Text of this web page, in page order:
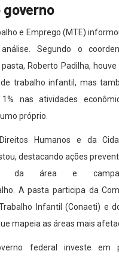
e Emprego (MTE)
Segundo o
Roberto Padilha, houve
trabalho infantil, mas
nas atividades
próprio.
Humanos e da
destacando ações
da área e
A pasta participa da
Infantil (Conaeti) e
mapeia as áreas mais
federal investe em